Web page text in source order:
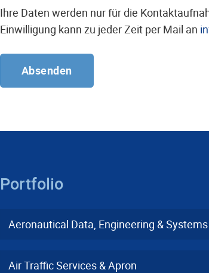
Ihre Daten werden nur für die
Einwilligung kann zu jeder Zeit per Mail an
Portfolio
Aeronautical Data, Engineering & Systems
Air Traffic Services & Apron